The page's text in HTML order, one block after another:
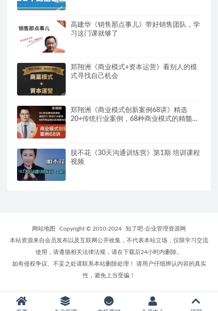
高建华《销售那点事儿》带好销售团队，学
习这门课就够了
郑翔洲《商业模式+资本运营》看别人的模
式寻找自己机会
郑翔洲《商业模式创新案例68讲》精选
20+传统行业案例，68种商业模式的精髓与
脱不花《30天沟通训练营》第1期 培训课程
视频
网站地图 Copyright © 2010-2024
知了吧-企业管理资源网
本站资源来自会员发布以及互联网公开收集，不代表本站立场，仅限学习交流
使用，请遵循相关法律法规，请在下载后24小时内删除。
如有侵权争议、不妥之处请联系本站删除处理！ 请用户仔细辨认内容的真实
性，避免上当受骗！